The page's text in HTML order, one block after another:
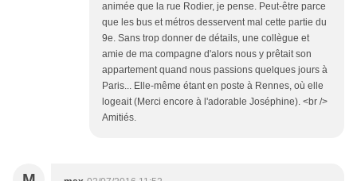
animée que la rue Rodier, je pense. Peut-être parce
que les bus et métros desservent mal cette partie du
9e. Sans trop donner de détails, une collègue et
amie de ma compagne d'alors nous y prêtait son
appartement quand nous passions quelques jours à
Paris... Elle-même étant en poste à Rennes, où elle
logeait (Merci encore à l'adorable Joséphine). <br />
Amitiés.